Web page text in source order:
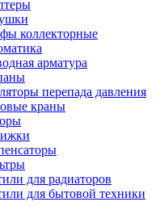
коллекторные
арматура
перепада давления
краны
для радиаторов
для бытовой техники